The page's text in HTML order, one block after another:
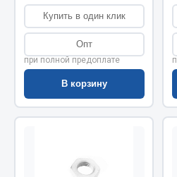
Манжеты
Паронит
Прокладки
Рукава высокого давления
Купить в один клик
Опт
при полной предоплате
В корзину